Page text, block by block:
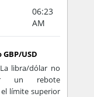
06:23
AM
USD
libra/dólar no
un rebote
límite superior